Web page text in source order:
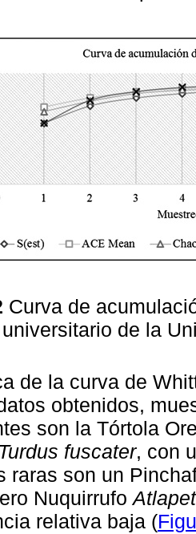
Curva de
de la
de la curva de
obtenidos,
son la Tórtola
Turdus fuscater, con
raras son un
Nuquirrufo
relativa baja (